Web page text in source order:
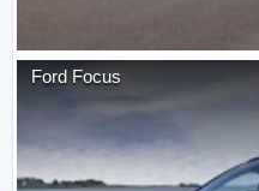
Ford Focus